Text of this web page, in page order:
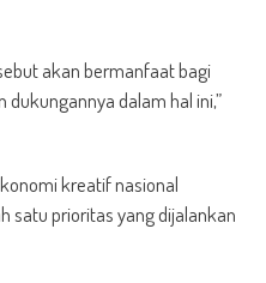
akan bermanfaat bagi
dalam hal ini,”
kreatif nasional
satu prioritas yang dijalankan